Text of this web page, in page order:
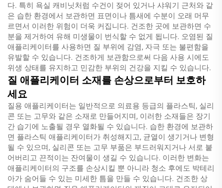
다. 특히 욕실 캐비닛처럼 수건이 젖어 있거나 샤워기 근처와 같
은 습한 환경에서 보관하면 표면이나 틈새에 수분이 오래 머무
르면서 이러한 위험이 더욱 커집니다. 건조한 곳에 보관하면 수
분을 제거하여 유해 미생물이 번식할 수 없게 됩니다. 오염된 질
애플리케이터를 사용하면 질 부위에 감염, 자극 또는 불편함을
유발할 수 있습니다. 건조하게 보관함으로써 다음 사용 시에도
위생 상태를 유지하고 민감한 부위의 건강을 지킬 수 있습니다.
질 애플리케이터 소재를 손상으로부터 보호하
세요
질용 애플리케이터는 일반적으로 의료용 등급의 플라스틱, 실리
콘 또는 고무와 같은 소재로 만들어지며, 이러한 소재들은 장기
간 습기에 노출될 경우 열화될 수 있습니다. 습한 환경에 보관하
면 플라스틱 애플리케이터가 취성해지고, 균열이 생기거나 변형
될 수 있으며, 실리콘 또는 고무 부품은 부드러워지거나 서로 붙
어버리고 끈적이는 잔여물이 생길 수 있습니다. 이러한 변화는
애플리케이터의 구조를 손상시킬 뿐 아니라 청소 후에도 박테리
아가 숨어들 수 있는 미세한 틈을 만들 수 있습니다. 건조한 상